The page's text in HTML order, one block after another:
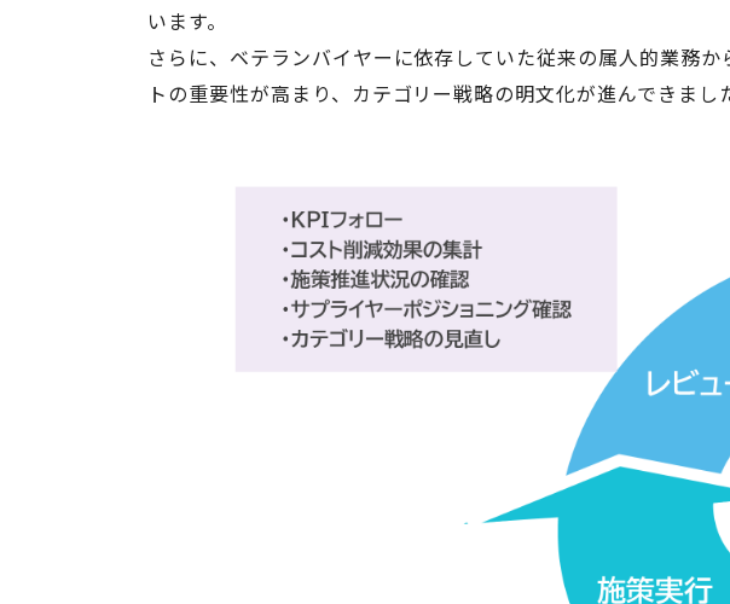
います。
さらに、ベテランバイヤーに依存していた従来の属人的業務
トの重要性が高まり、カテゴリー戦略の明文化が進んできまし